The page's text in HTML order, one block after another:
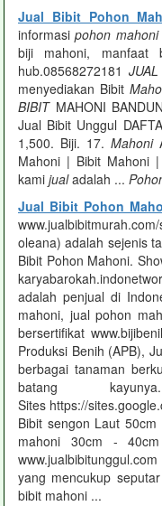
Jual Bibit Pohon
informasipohon mahoni
biji mahoni,
hub.08568272181
menyediakan Bibit
BIBITMAHONI
Jual Bibit Unggul
1,500. Biji. 17. Mahoni
Mahoni | Bibit Mahoni
kami jualadalah ...
Jual Bibit Pohon
oleana) adalah sejenis
Bibit Pohon Mahoni.
adalah penjual di
mahoni, jual pohon
bersertifikat
Produksi Benih (APB),
berbagai tanaman
batang
Sites https://
Bibit sengon Laut
mahoni 30cm -
yang mencukup
bibit mahoni ...